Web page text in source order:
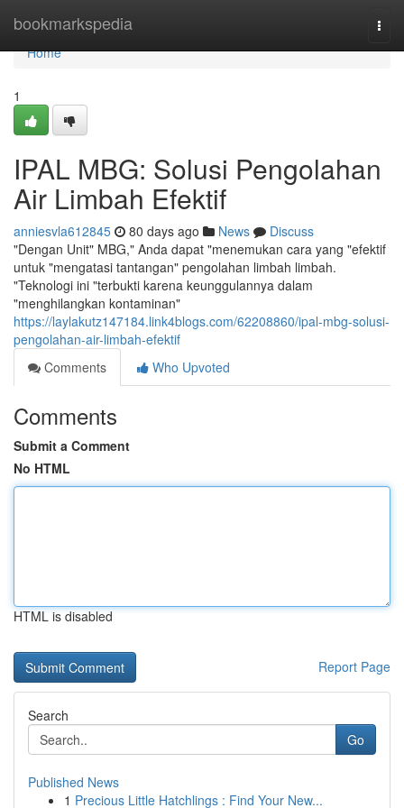
bookmarkspedia
Home
Home
1
IPAL MBG: Solusi Pengolahan
Air Limbah Efektif
anniesvla612845 80 days ago News
Discuss
"Dengan Unit" MBG," Anda dapat "menemukan cara yang "efektif
untuk "mengatasi tantangan" pengolahan limbah limbah.
"Teknologi ini "terbukti karena keunggulannya dalam
"menghilangkan kontaminan"
https://laylakutz147184.link4blogs.com/62208860/ipal-mbg-solusi-
pengolahan-air-limbah-efektif
Comments
Who Upvoted
Comments
Submit a Comment
No HTML
HTML is disabled
Report Page
Search
Go
Published News
1 Precious Little Hatchlings : Find Your New...